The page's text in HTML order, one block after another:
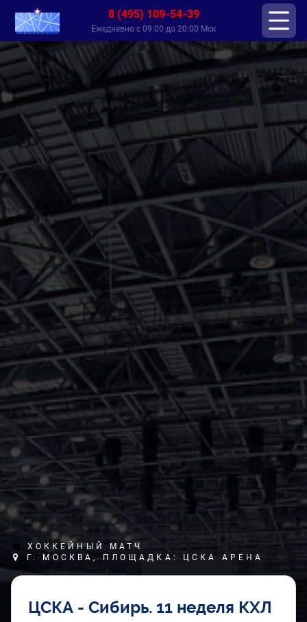
8 (495) 109-54-39
Ежедневно с 09:00 до 20:00 Мск
ХОККЕЙНЫЙ МАТЧ
Г. МОСКВА, ПЛОЩАДКА: ЦСКА АРЕНА
ЦСКА - Сибирь. 11 неделя КХЛ